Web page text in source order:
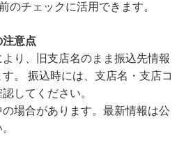
のチェックに活用できます。
意点
り、旧支店名のまま振込先情報
。 振込時には、支店名・支店コ
してください。
場合があります。最新情報は公